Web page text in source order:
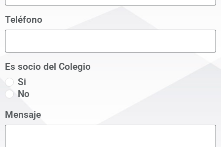
Teléfono
Es socio del Colegio
Si
No
Mensaje